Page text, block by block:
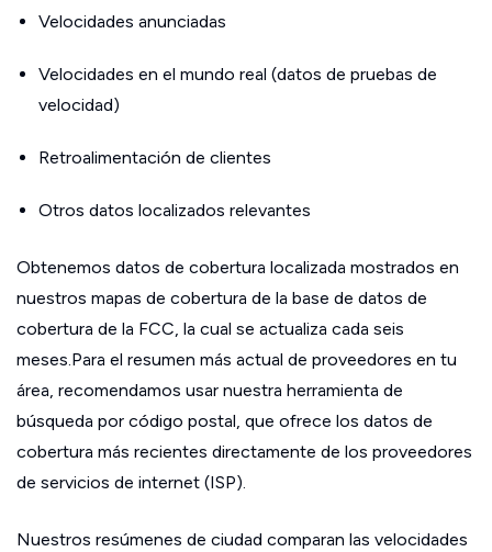
Velocidades anunciadas
Velocidades en el mundo real (datos de pruebas de
velocidad)
Retroalimentación de clientes
Otros datos localizados relevantes
Obtenemos datos de cobertura localizada mostrados en
nuestros mapas de cobertura de la base de datos de
cobertura de la FCC, la cual se actualiza cada seis
meses.Para el resumen más actual de proveedores en tu
área, recomendamos usar nuestra herramienta de
búsqueda por código postal, que ofrece los datos de
cobertura más recientes directamente de los proveedores
de servicios de internet (ISP).
Nuestros resúmenes de ciudad comparan las velocidades